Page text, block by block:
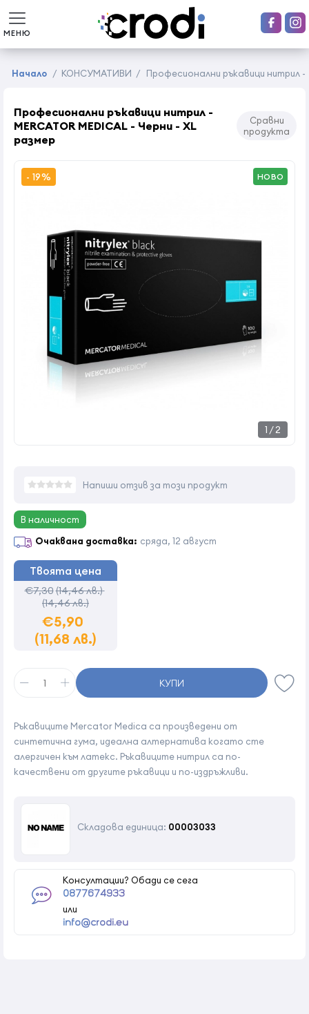
МЕНЮ
Начало / КОНСУМАТИВИ / Професионални ръкавици нитрил -
Професионални ръкавици нитрил -
MERCATOR MEDICAL - Черни - XL
размер
Сравни
продукта
1 /2
- 19% НОВО
Ръкавиците Mercator Medica са произведени от
синтетична гума, идеална алтернатива когато сте
алергичен към латекс. Ръкавиците нитрил са по-
качествени от другите ръкавици и по-издръжливи.
Складова единица: 00003033
Консултации? Обади се сега
0877674933
или
info@crodi.eu
Напиши отзив за този продукт
В наличност
Очаквана доставка: сряда, 12 август
Твоята цена
€7,30(14,46 лв.)
(14,46 лв.)
€5,90
(11,68 лв.)
КУПИ